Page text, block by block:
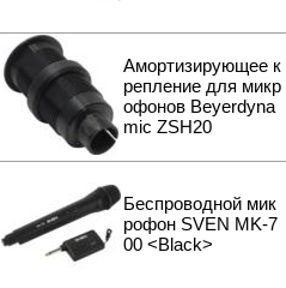
Амортизирующее к
репление для микр
офонов Beyerdyna
mic ZSH20
Беспроводной мик
рофон SVEN MK-7
00 <Black>